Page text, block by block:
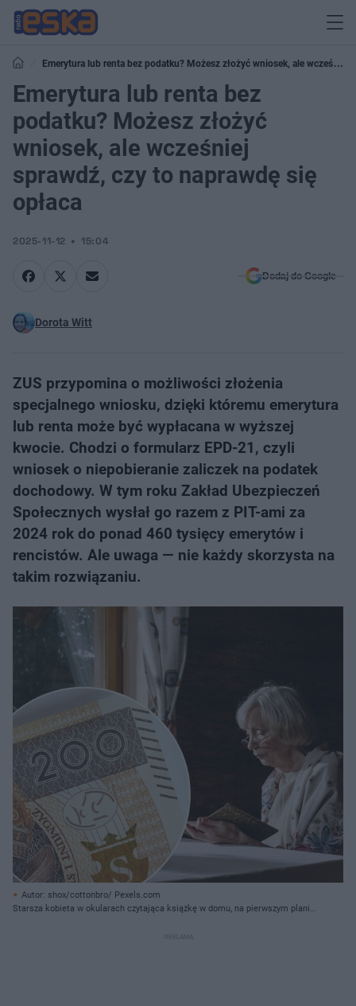
Emerytura lub renta bez podatku? Możesz złożyć wniosek, ale wcześniej
sprawdź, czy to naprawdę się opłaca
Emerytura lub renta bez
podatku? Możesz złożyć
wniosek, ale wcześniej
sprawdź, czy to naprawdę się
opłaca
2025-11-12 15:04
Dodaj do Google
Dorota Witt
ZUS przypomina o możliwości złożenia
specjalnego wniosku, dzięki któremu emerytura
lub renta może być wypłacana w wyższej
kwocie. Chodzi o formularz EPD-21, czyli
wniosek o niepobieranie zaliczek na podatek
dochodowy. W tym roku Zakład Ubezpieczeń
Społecznych wysłał go razem z PIT-ami za
2024 rok do ponad 460 tysięcy emerytów i
rencistów. Ale uwaga — nie każdy skorzysta na
takim rozwiązaniu.
Autor: shox/cottonbro/ Pexels.com
Starsza kobieta w okularach czytająca książkę w domu, na pierwszym planie
pozabankowych dla seniorów, dostępnego na portalu Super Biznes.